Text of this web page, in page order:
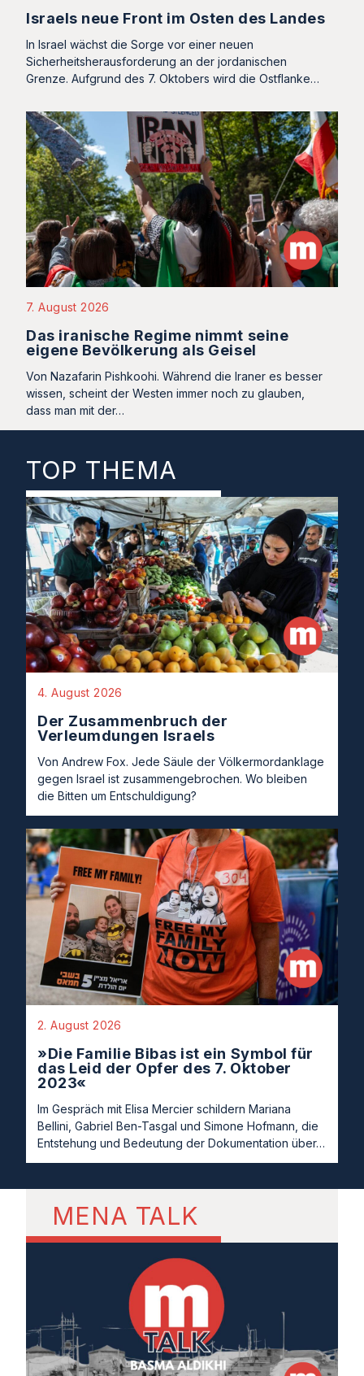
Israels neue Front im Osten des Landes
In Israel wächst die Sorge vor einer neuen
Sicherheitsherausforderung an der jordanischen
Grenze. Aufgrund des 7. Oktobers wird die Ostflanke…
7. August 2026
Das iranische Regime nimmt seine
eigene Bevölkerung als Geisel
Von Nazafarin Pishkoohi. Während die Iraner es besser
wissen, scheint der Westen immer noch zu glauben,
dass man mit der…
TOP THEMA
4. August 2026
Der Zusammenbruch der
Verleumdungen Israels
Von Andrew Fox. Jede Säule der Völkermordanklage
gegen Israel ist zusammengebrochen. Wo bleiben
die Bitten um Entschuldigung?
2. August 2026
»Die Familie Bibas ist ein Symbol für
das Leid der Opfer des 7. Oktober
2023«
Im Gespräch mit Elisa Mercier schildern Mariana
Bellini, Gabriel Ben-Tasgal und Simone Hofmann, die
Entstehung und Bedeutung der Dokumentation über…
MENA TALK